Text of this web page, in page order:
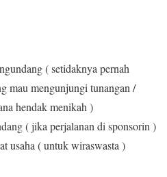
( setidaknya pernah
mau mengunjungi tunangan /
hendak menikah )
( jika perjalanan di sponsorin )
usaha ( untuk wiraswasta )